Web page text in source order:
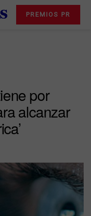
PREMIOS PR
por
alcanzar